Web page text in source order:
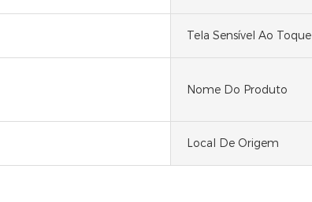
Tela Sensível Ao Toque
Nome Do Produto
Local De Origem